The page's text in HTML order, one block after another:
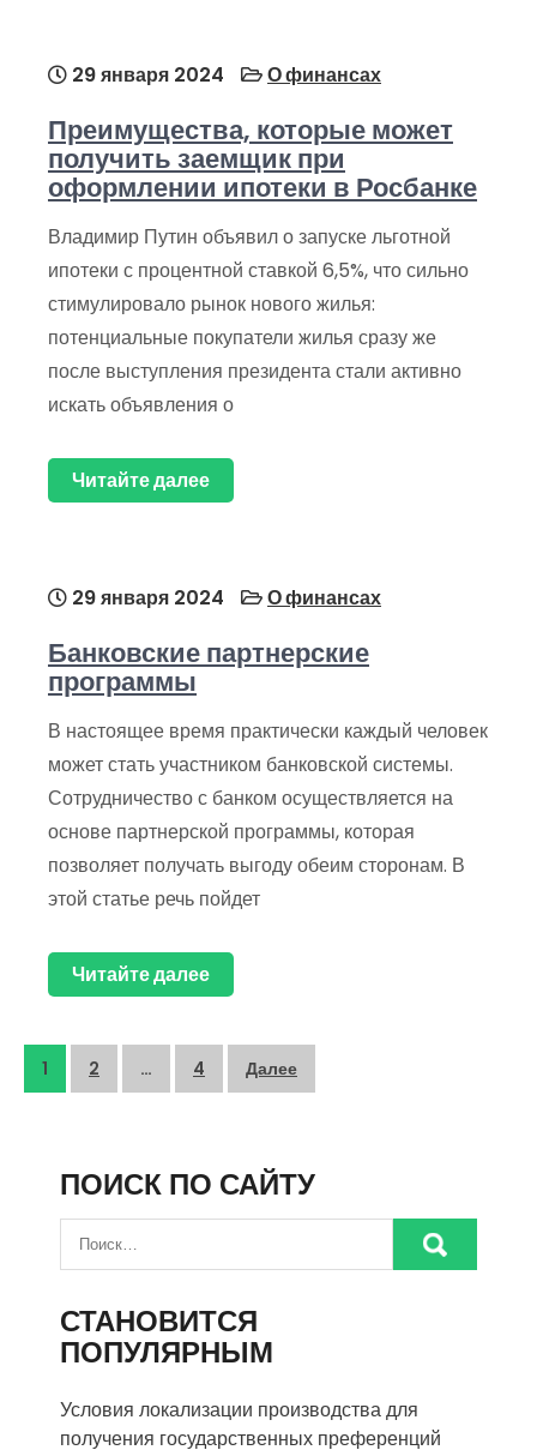
29 января 2024 О финансах
Преимущества, которые может
получить заемщик при
оформлении ипотеки в Росбанке
Владимир Путин объявил о запуске льготной
ипотеки с процентной ставкой 6,5%, что сильно
стимулировало рынок нового жилья:
потенциальные покупатели жилья сразу же
после выступления президента стали активно
искать объявления о
Читайте далее
29 января 2024 О финансах
Банковские партнерские
программы
В настоящее время практически каждый человек
может стать участником банковской системы.
Сотрудничество с банком осуществляется на
основе партнерской программы, которая
позволяет получать выгоду обеим сторонам. В
этой статье речь пойдет
Читайте далее
Пагинация
1 2 … 4 Далее
ПОИСК ПО САЙТУ
СТАНОВИТСЯ
ПОПУЛЯРНЫМ
Условия локализации производства для
получения государственных преференций